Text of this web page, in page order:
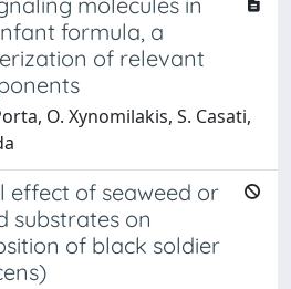
formula, a
of relevant
O. Xynomilakis, S. Casati,
effect of seaweed or
substrates on
of black soldier